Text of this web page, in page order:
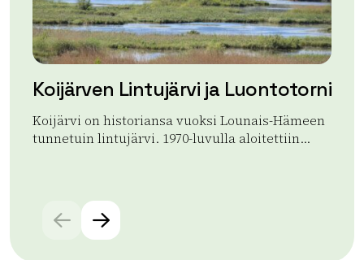
Koijärven Lintujärvi ja Luontotorni
Koijärvi on historiansa vuoksi Lounais-Hämeen
tunnetuin lintujärvi. 1970-luvulla aloitettiin...